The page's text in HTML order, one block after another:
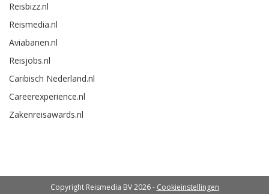
Reisbizz.nl
Reismedia.nl
Aviabanen.nl
Reisjobs.nl
Caribisch Nederland.nl
Careerexperience.nl
Zakenreisawards.nl
Copyright Reismedia BV 2026 - Cookieinstellingen